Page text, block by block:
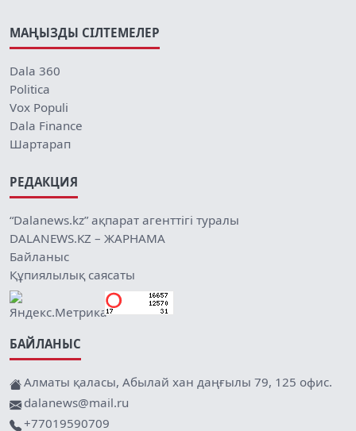
МАҢЫЗДЫ СІЛТЕМЕЛЕР
Dala 360
Politica
Vox Populi
Dala Finance
Шартарап
РЕДАКЦИЯ
“Dalanews.kz” ақпарат агенттігі туралы
DALANEWS.KZ – ЖАРНАМА
Байланыс
Құпиялылық саясаты
БАЙЛАНЫС
Алматы қаласы, Абылай хан даңғылы 79, 125 офис.
dalanews@mail.ru
+77019590709